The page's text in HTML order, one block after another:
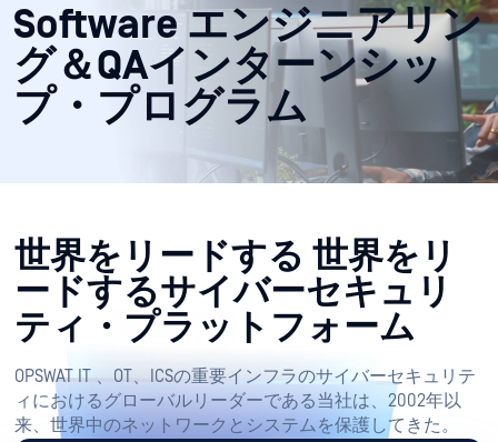
Software エンジニアリン
グ＆QAインターンシッ
プ・プログラム
世界をリードする 世界をリ
ードするサイバーセキュリ
ティ・プラットフォーム
OPSWAT IT 、OT、ICSの重要インフラのサイバーセキュリテ
ィにおけるグローバルリーダーである当社は、2002年以
来、世界中のネットワークとシステムを保護してきた。